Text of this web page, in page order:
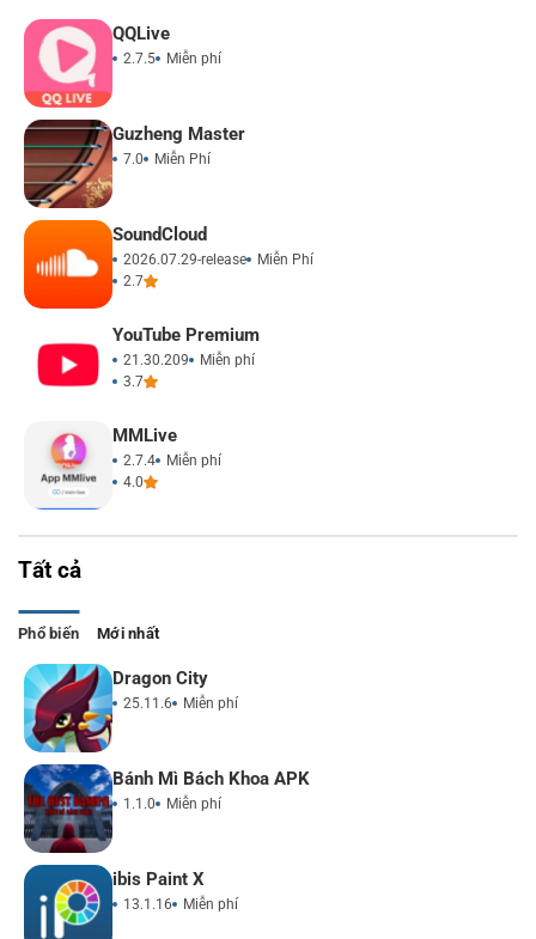
QQLive
2.7.5 Miễn phí
Guzheng Master
7.0 Miễn Phí
SoundCloud
2026.07.29-release
Miễn Phí
2.7
YouTube Premium
21.30.209
Miễn phí
3.7
MMLive
2.7.4
Miễn phí
4.0
Tất cả
Phổ biến Mới nhất
Dragon City
25.11.6 Miễn phí
Bánh Mì Bách Khoa APK
1.1.0 Miễn phí
ibis Paint X
13.1.16 Miễn phí